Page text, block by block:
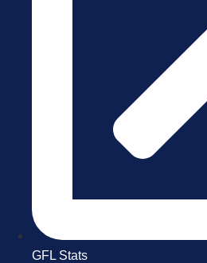
GFL Stats